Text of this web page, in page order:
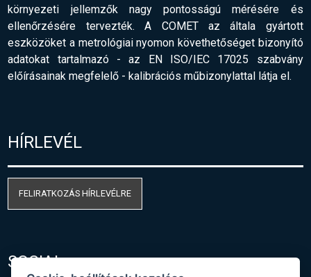
környezeti jellemzők nagy pontosságú mérésére és
ellenőrzésére tervezték. A COMET az általa gyártott
eszközöket a metrológiai nyomon követhetőséget bizonyító
adatokat tartalmazó - az EN ISO/IEC 17025 szabvány
előírásainak megfelelő -kalibrációs műbizonylattal látja el.
HÍRLEVÉL
FELIRATKOZÁS HÍRLEVÉLRE
SOCIAL